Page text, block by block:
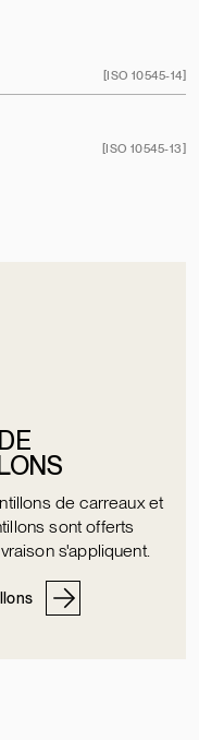
[ISO 10545-14]
[ISO 10545-13]
de carreaux et
sont offerts
s'appliquent.